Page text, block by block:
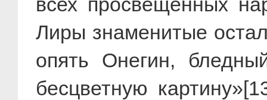
Лиры знаменитые
опять Онегин,
бесцветную